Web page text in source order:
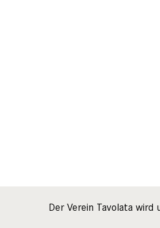
Der Verein Tavolata